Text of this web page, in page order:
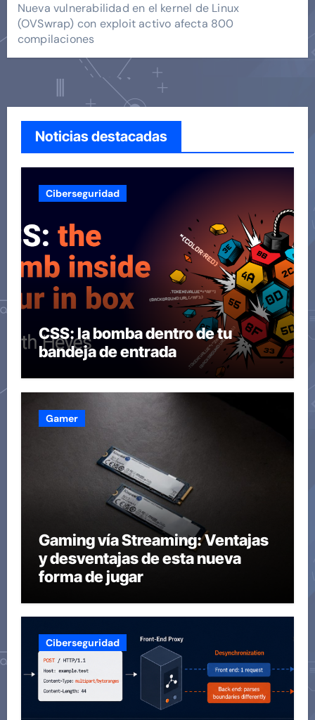
Nueva vulnerabilidad en el kernel de Linux
(OVSwrap) con exploit activo afecta 800
compilaciones
Noticias destacadas
Ciberseguridad
CSS: la bomba dentro de tu
bandeja de entrada
Gamer
Gaming vía Streaming: Ventajas
y desventajas de esta nueva
forma de jugar
Ciberseguridad